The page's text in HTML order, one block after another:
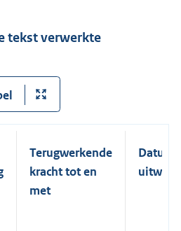
tekst verwerkte
Terugwerkende
kracht tot en
met
Datum